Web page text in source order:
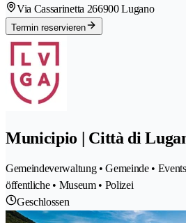
Via Cassarinetta 266900 Lugano
Termin reservieren
Municipio | Città di
Gemeindeverwaltung • Gemeinde •
öffentliche • Museum • Polizei
Geschlossen